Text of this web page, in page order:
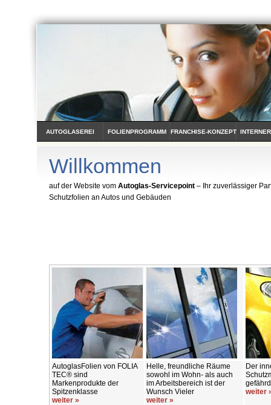
AUTOGLASEREI FOLIENPROGRAMM FRANCHISE-KONZEPT
Willkommen
auf der Website vom Autoglas-Servicepoint – Ihr zuverlässiger
Schutzfolien an Autos und Gebäuden
AutoglasFolien von FOLIA
TEC® sind
Markenprodukte der
Spitzenklasse
weiter »
Helle, freundliche Räume
sowohl im Wohn- als auch
im Arbeitsbereich ist der
Wunsch Vieler
weiter »
Der
weiter